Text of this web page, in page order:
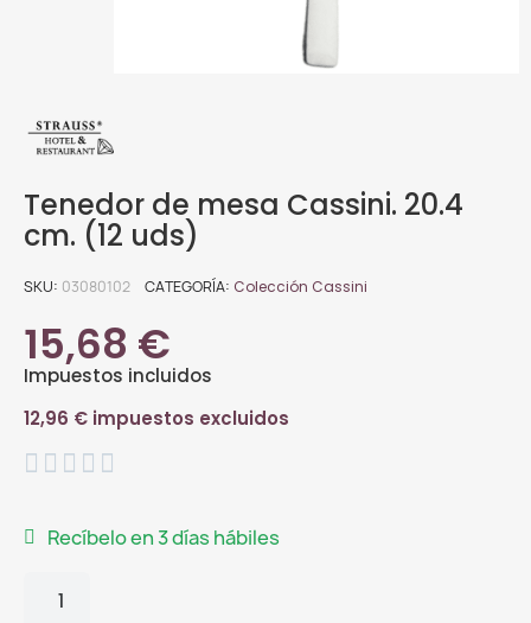
Tenedor de mesa Cassini. 20.4
cm. (12 uds)
SKU 03080102 CATEGORÍA Colección Cassini
15,68 €
Impuestos incluidos
12,96 € impuestos excluidos
    
Recíbelo en 3 días hábiles